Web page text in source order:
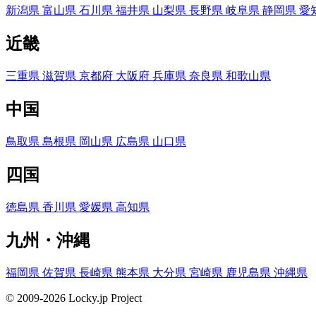
新潟県 富山県 石川県 福井県 山梨県 長野県 岐阜県 静岡県 愛
近畿
三重県 滋賀県 京都府 大阪府 兵庫県 奈良県 和歌山県
中国
鳥取県 島根県 岡山県 広島県 山口県
四国
徳島県 香川県 愛媛県 高知県
九州・沖縄
福岡県 佐賀県 長崎県 熊本県 大分県 宮崎県 鹿児島県 沖縄県
© 2009-2026 Locky.jp Project